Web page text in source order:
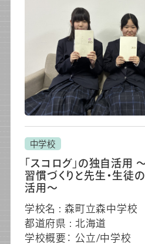
中学校
「スコログ」の独自活用
習慣づくりと先生・生徒
活用～
学校名 : 森町立森中学
都道府県 : 北海道
学校概要： 公立/中学校